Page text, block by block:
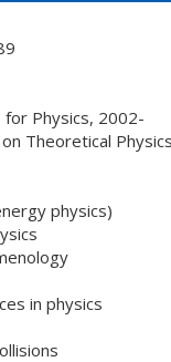
Physics, 2002-
Theoretical
physics)
in physics